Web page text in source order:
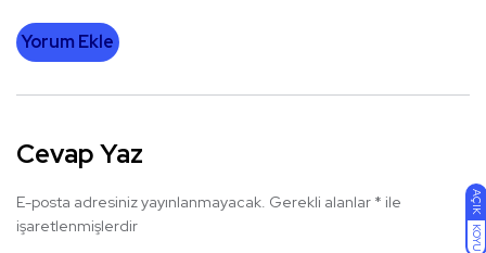
AÇIK
KOYU
Yorum Ekle
Cevap Yaz
E-posta adresiniz yayınlanmayacak. Gerekli alanlar * ile
işaretlenmişlerdir